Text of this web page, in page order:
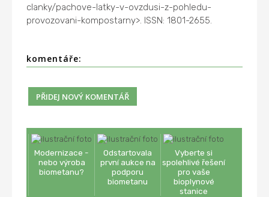
clanky/pachove-latky-v-ovzdusi-z-pohledu-
provozovani-kompostarny>. ISSN: 1801-2655.
komentáře:
Modernizace -
nebo výroba
biometanu?
Odstartovala
první aukce na
podporu
biometanu
Vyberte si
spolehlivé řešení
pro vaše
bioplynové
stanice